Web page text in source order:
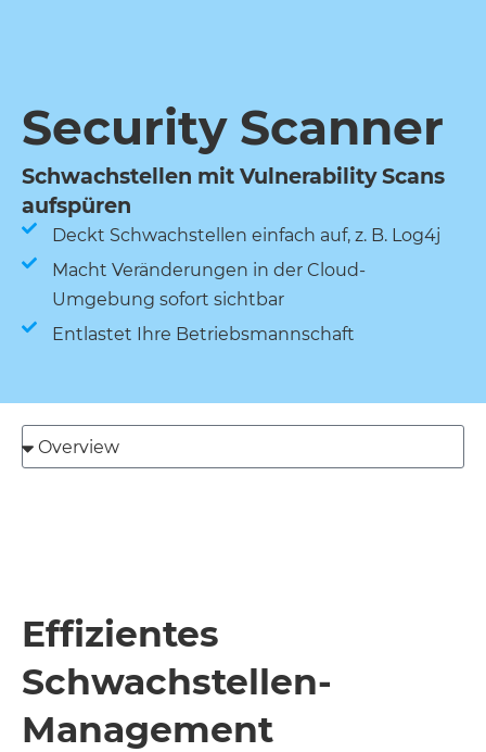
Security Scanner
Schwachstellen mit Vulnerability Scans
aufspüren
Deckt Schwachstellen einfach auf, z. B. Log4j
Macht Veränderungen in der Cloud-
Umgebung sofort sichtbar
Entlastet Ihre Betriebsmannschaft
Effizientes
Schwachstellen-
Management